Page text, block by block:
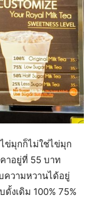
ข่มุกก็ไม่ใช่ไข่มุก
าอยู่ที่ 55 บาท
ความหวานได้อยู่
งเดิม 100% 75%